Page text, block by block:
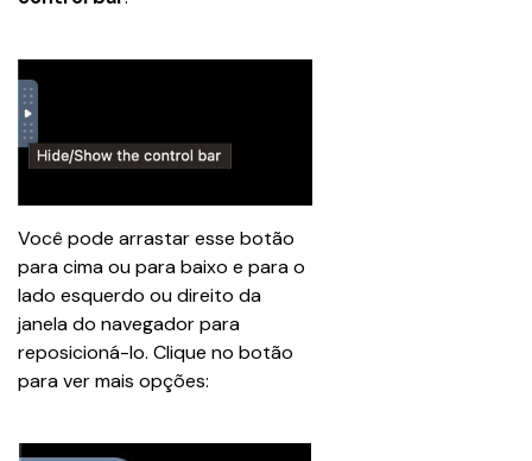
Você pode arrastar esse botão
para cima ou para baixo e para o
lado esquerdo ou direito da
janela do navegador para
reposicioná-lo. Clique no botão
para ver mais opções: